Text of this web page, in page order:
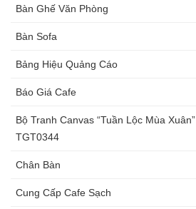
Bàn Ghế Văn Phòng
Bàn Sofa
Bảng Hiệu Quảng Cáo
Báo Giá Cafe
Bộ Tranh Canvas “Tuần Lộc Mùa Xuân”
TGT0344
Chân Bàn
Cung Cấp Cafe Sạch